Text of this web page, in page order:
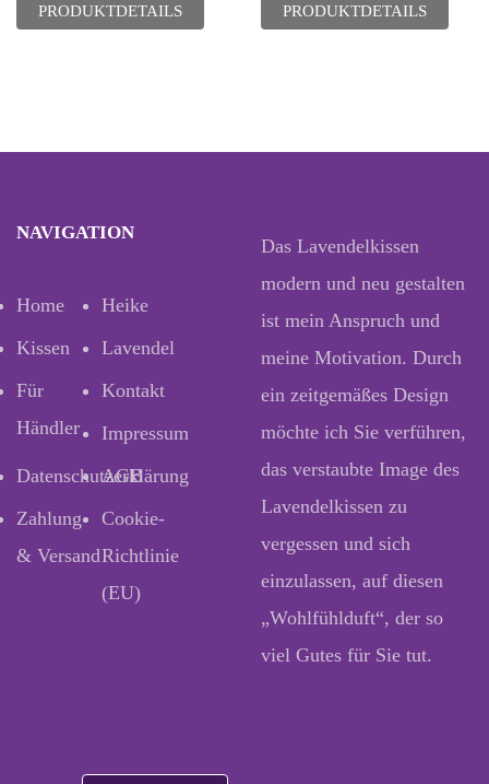
PRODUKTDETAILS PRODUKTDETAILS
NAVIGATION
Home
Heike
Kissen
Lavendel
Für
Händler
Kontakt
Impressum
Datenschutzerklärung
AGB
Zahlung
& Versand
Cookie-
Richtlinie
(EU)
Das Lavendelkissen
modern und neu gestalten
ist mein Anspruch und
meine Motivation. Durch
ein zeitgemäßes Design
möchte ich Sie verführen,
das verstaubte Image des
Lavendelkissen zu
vergessen und sich
einzulassen, auf diesen
„Wohlfühlduft“, der so
viel Gutes für Sie tut.